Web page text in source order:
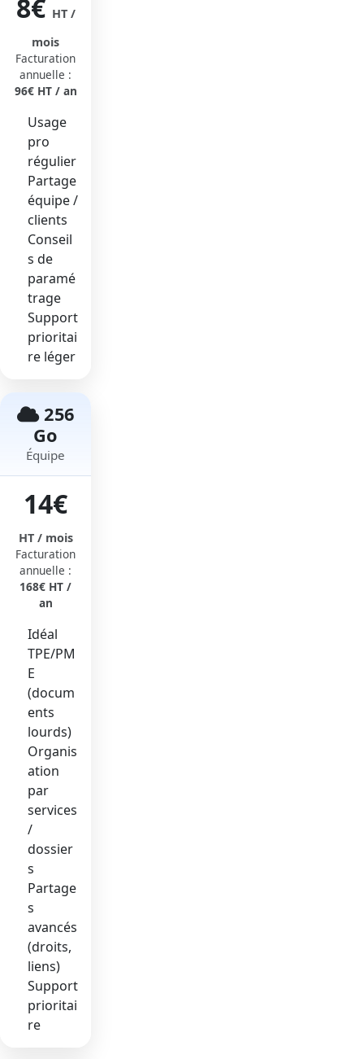
8€ HT /
mois
Facturation
annuelle :
96€ HT / an
Usage
pro
régulier
Partage
équipe /
clients
Conseil
s de
paramé
trage
Support
prioritai
re léger
256
Go
Équipe
14€
HT / mois
Facturation
annuelle :
168€ HT /
an
Idéal
TPE/PM
E
(docum
ents
lourds)
Organis
ation
par
services
/
dossier
s
Partage
s
avancés
(droits,
liens)
Support
prioritai
re